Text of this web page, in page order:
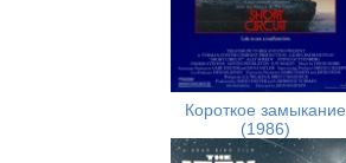
Короткое замыкание
(1986)